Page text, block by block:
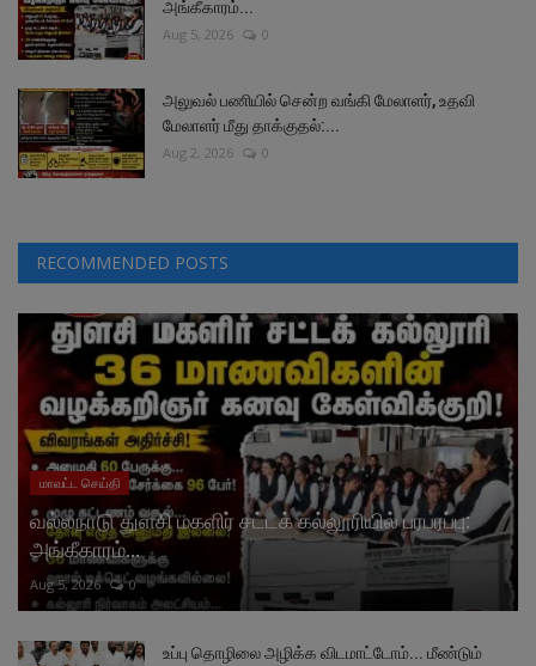
அங்கீகாரம்...
Aug 5, 2026 0
அலுவல் பணியில் சென்ற வங்கி மேலாளர், உதவி
மேலாளர் மீது தாக்குதல்:...
Aug 2, 2026 0
RECOMMENDED POSTS
மாவட்ட செய்தி
வல்லநாடு துளசி மகளிர் சட்டக் கல்லூரியில் பரபரப்பு:
அங்கீகாரம்...
Aug 5, 2026 0
உப்பு தொழிலை அழிக்க விடமாட்டோம்... மீண்டும்